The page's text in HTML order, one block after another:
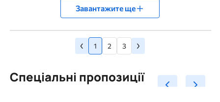
Завантажите ще
Попередня
сторінка
‹ Сторінка
1 Сторінка
2 Сторінка
3 Наступна
сторінка
›
Спеціальні пропозиції